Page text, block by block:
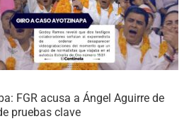
FGR acusa a Ángel Aguirre de
pruebas clave